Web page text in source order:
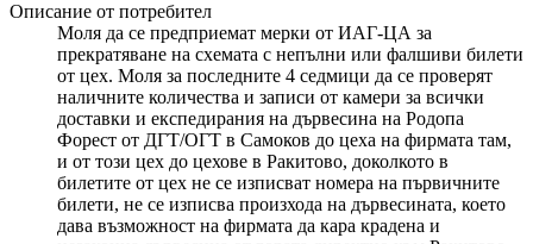
Описание от потребител
Моля да се предприемат мерки от ИАГ-ЦА за
прекратяване на схемата с непълни или фалшиви билети
от цех. Моля за последните 4 седмици да се проверят
наличните количества и записи от камери за всички
доставки и експедирания на дървесина на Родопа
Форест от ДГТ/ОГТ в Самоков до цеха на фирмата там,
и от този цех до цехове в Ракитово, доколкото в
билетите от цех не се изписват номера на първичните
билети, не се изписва произхода на дървесината, което
дава възможност на фирмата да кара крадена и